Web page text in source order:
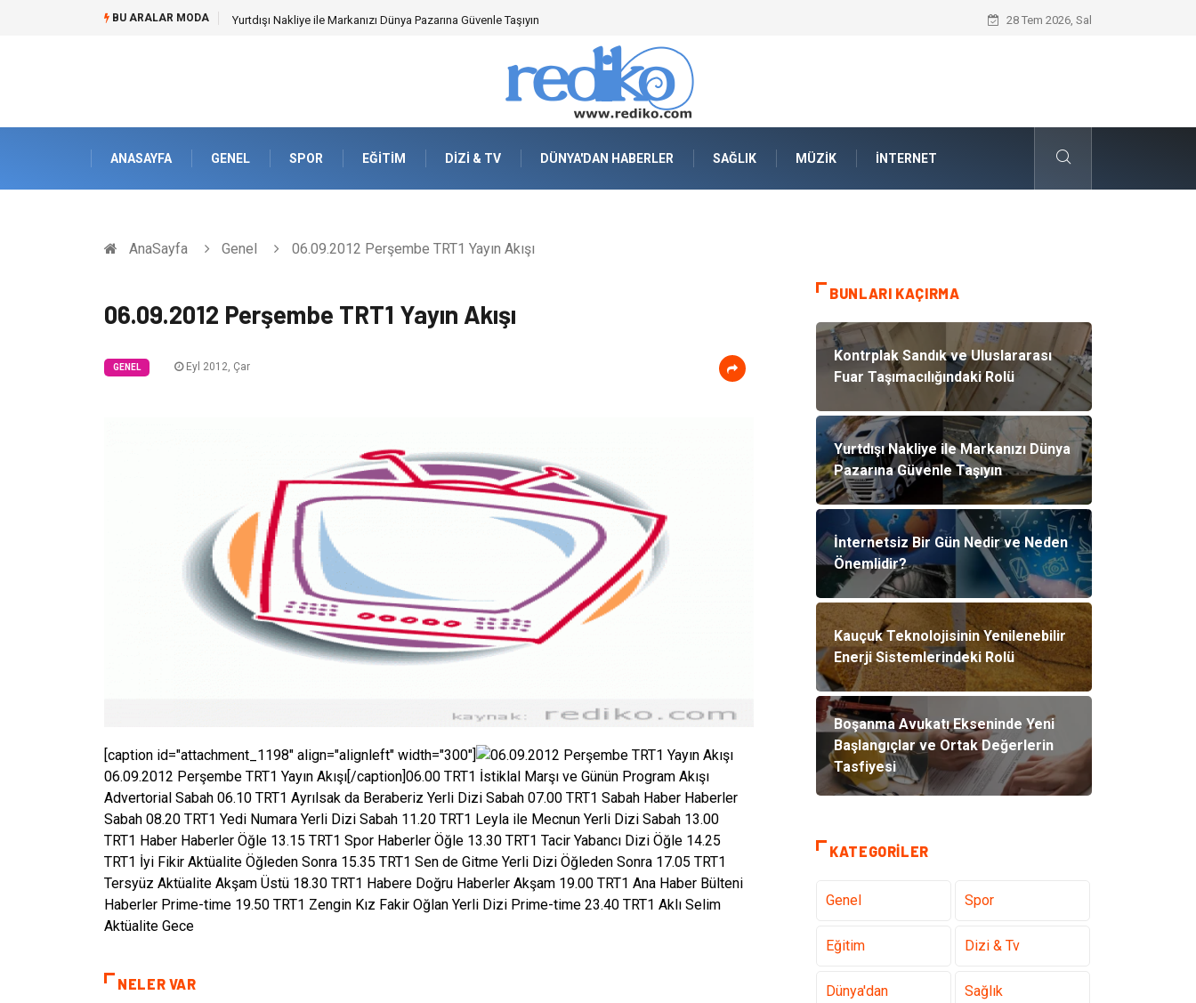
BU ARALAR MODA İnternetsiz Bir Gün Nedir ve Neden Önemlidir? Kauçuk Teknolojisinin Yenilenebilir
28 Tem 2026, Sal
ANASAYFA GENEL SPOR EĞITIM DIZI & TV DÜNYA'DAN HABERLER SAĞLIK MÜZIK İNTERNET
AnaSayfa Genel 06.09.2012 Perşembe TRT1 Yayın Akışı
06.09.2012 Perşembe TRT1 Yayın Akışı
GENEL Eyl 2012, Çar
[caption id="attachment_1198" align="alignleft" width="300"]
06.09.2012 Perşembe TRT1 Yayın Akışı[/caption]06.00 TRT1 İstiklal Marşı ve Günün Program Akışı
Advertorial Sabah 06.10 TRT1 Ayrılsak da Beraberiz Yerli Dizi Sabah 07.00 TRT1 Sabah Haber Haberler
Sabah 08.20 TRT1 Yedi Numara Yerli Dizi Sabah 11.20 TRT1 Leyla ile Mecnun Yerli Dizi Sabah 13.00
TRT1 Haber Haberler Öğle 13.15 TRT1 Spor Haberler Öğle 13.30 TRT1 Tacir Yabancı Dizi Öğle 14.25
TRT1 İyi Fikir Aktüalite Öğleden Sonra 15.35 TRT1 Sen de Gitme Yerli Dizi Öğleden Sonra 17.05 TRT1
Tersyüz Aktüalite Akşam Üstü 18.30 TRT1 Habere Doğru Haberler Akşam 19.00 TRT1 Ana Haber Bülteni
Haberler Prime-time 19.50 TRT1 Zengin Kız Fakir Oğlan Yerli Dizi Prime-time 23.40 TRT1 Aklı Selim
Aktüalite Gece
NELER VAR
BUNLARI KAÇIRMA
Kontrplak Sandık ve Uluslararası
Fuar Taşımacılığındaki Rolü
Yurtdışı Nakliye ile Markanızı Dünya
Pazarına Güvenle Taşıyın
İnternetsiz Bir Gün Nedir ve Neden
Önemlidir?
Kauçuk Teknolojisinin Yenilenebilir
Enerji Sistemlerindeki Rolü
Boşanma Avukatı Ekseninde Yeni
Başlangıçlar ve Ortak Değerlerin
Tasfiyesi
KATEGORILER
Genel Spor
Eğitim Dizi & Tv
Dünya'dan
Sağlık